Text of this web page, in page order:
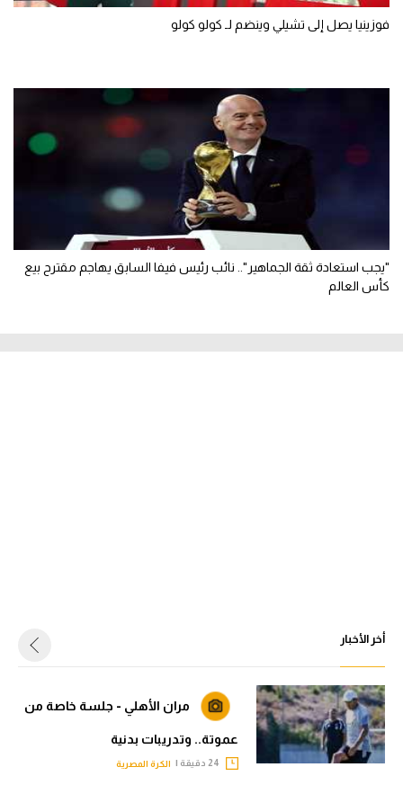
فوزينيا يصل إلى تشيلي وينضم لـ كولو كولو
"يجب استعادة ثقة الجماهير".. نائب رئيس فيفا السابق يهاجم مقترح بيع
كأس العالم
أخر الأخبار
مران الأهلي - جلسة خاصة من
عموتة.. وتدريبات بدنية
الكرة المصرية